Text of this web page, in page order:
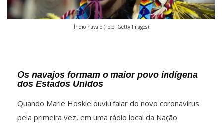
Índio navajo (Foto: Getty Images)
Os navajos formam o maior povo indígena
dos Estados Unidos
Quando Marie Hoskie ouviu falar do novo coronavírus
pela primeira vez, em uma rádio local da Nação